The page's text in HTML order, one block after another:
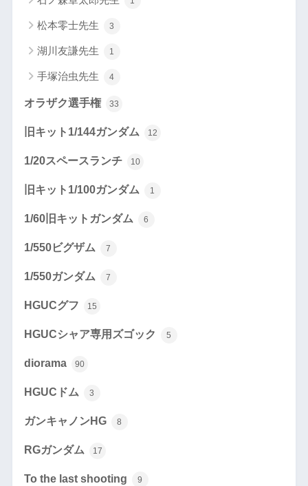
松本零士先生 3
湖川友謙先生 1
手塚治虫先生 4
オラザク選手権 33
旧キット1/144ガンダム 12
1/20スペースランチ 10
旧キット1/100ガンダム 1
1/60旧キットガンダム 6
1/550ビグザム 7
1/550ガンダム 7
HGUCグフ 15
HGUCシャア専用ズゴック 5
diorama 90
HGUCドム 3
ガンキャノンHG 8
RGガンダム 17
To the last shooting 9